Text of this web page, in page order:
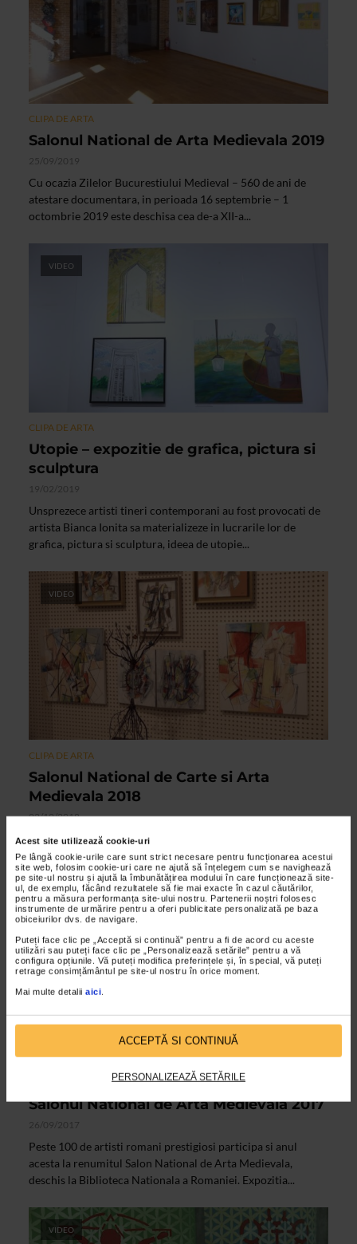
Acest site utilizează cookie-uri
Pe lângă cookie-urile care sunt strict necesare pentru funcționarea acestui
site web, folosim cookie-uri care ne ajută să înțelegem cum se navighează
pe site-ul nostru și ajută la îmbunătățirea modului în care funcționează site-
ul, de exemplu, făcând rezultatele să fie mai exacte în cazul căutărilor,
pentru a măsura performanța site-ului nostru. Partenerii noștri folosesc
instrumente de urmărire pentru a oferi publicitate personalizată pe baza
obiceiurilor dvs. de navigare.
Puteți face clic pe „Acceptă si continuă” pentru a fi de acord cu aceste
utilizări sau puteți face clic pe „Personalizează setările” pentru a vă
configura opțiunile. Vă puteți modifica preferințele și, în special, vă puteți
retrage consimțământul pe site-ul nostru în orice moment.
Mai multe detalii aici.
ACCEPTĂ SI CONTINUĂ
PERSONALIZEAZĂ SETĂRILE
CLIPA DE ARTA
Salonul National de Arta Medievala 2019
25/09/2019
Cu ocazia Zilelor Bucurestiului Medieval – 560 de ani de
atestare documentara, in perioada 16 septembrie – 1
octombrie 2019 este deschisa cea de-a XII-a...
VIDEO
CLIPA DE ARTA
Utopie – expozitie de grafica, pictura si
sculptura
19/02/2019
Unsprezece artisti tineri contemporani au fost provocati de
artista Bianca Ionita sa materializeze in lucrarile lor de
grafica, pictura si sculptura, ideea de utopie...
VIDEO
CLIPA DE ARTA
Salonul National de Carte si Arta
Medievala 2018
02/10/2018
La Biblioteca Nationala a Romaniei, se desfasoara in
perioada 17 septembrie – 11 octombrie 2018, expozitia de
arta contemporana Ipostaze Medievale –...
VIDEO
Salonul National de Arta Medievala 2017
26/09/2017
Peste 100 de artisti romani prestigiosi participa si anul
acesta la renumitul Salon National de Arta Medievala,
deschis la Biblioteca Nationala a Romaniei. Expozitia...
VIDEO